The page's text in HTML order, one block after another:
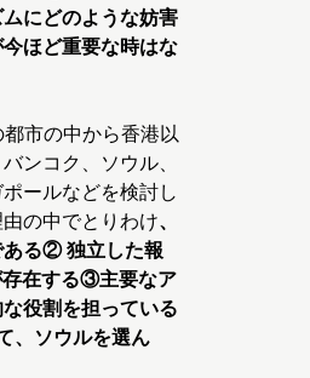
ムにどのような妨害
ほど重要な時はな
市の中から香港以
ンコク、ソウル、
ールなどを検討し
の中でとりわけ、
る② 独立した報
在する③主要なア
役割を担っている
、ソウルを選ん